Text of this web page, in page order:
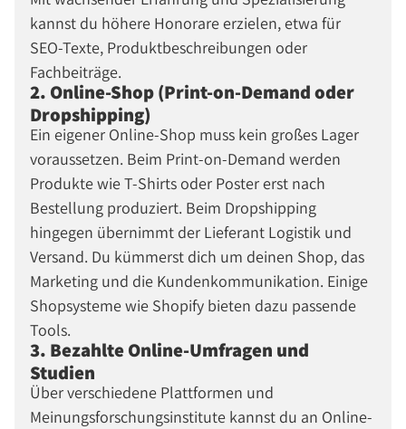
kannst du höhere Honorare erzielen, etwa für
SEO-Texte, Produktbeschreibungen oder
Fachbeiträge.
2. Online-Shop (Print-on-Demand oder
Dropshipping)
Ein eigener Online-Shop muss kein großes Lager
voraussetzen. Beim Print-on-Demand werden
Produkte wie T-Shirts oder Poster erst nach
Bestellung produziert. Beim Dropshipping
hingegen übernimmt der Lieferant Logistik und
Versand. Du kümmerst dich um deinen Shop, das
Marketing und die Kundenkommunikation. Einige
Shopsysteme wie Shopify bieten dazu passende
Tools.
3. Bezahlte Online-Umfragen und
Studien
Über verschiedene Plattformen und
Meinungsforschungsinstitute kannst du an Online-